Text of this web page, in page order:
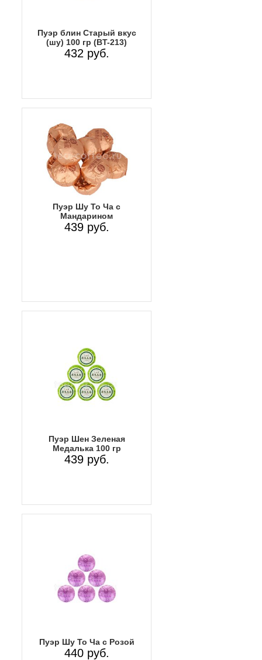
Пуэр блин Старый вкус
(шу) 100 гр (BT-213)
432 руб.
Пуэр Шу То Ча с
Мандарином
439 руб.
Пуэр Шен Зеленая
Медалька 100 гр
439 руб.
Пуэр Шу То Ча с Розой
440 руб.